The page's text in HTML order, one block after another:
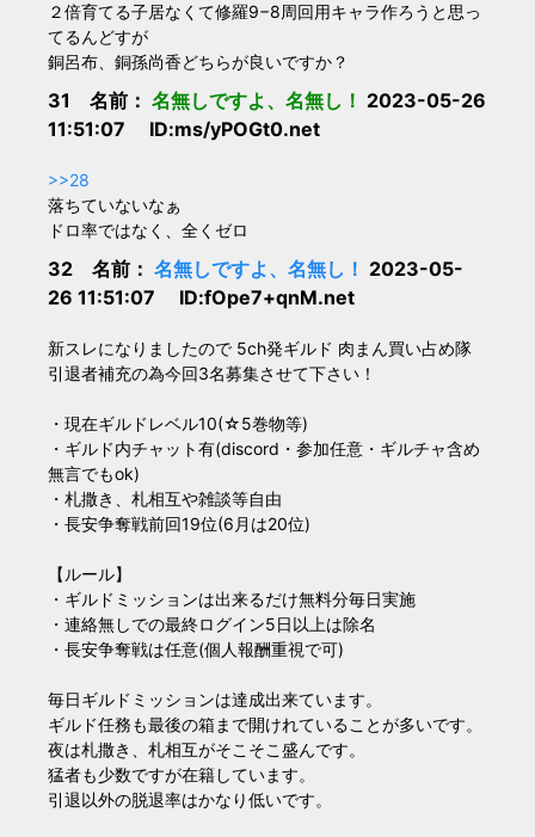
２倍育てる子居なくて修羅9−8周回用キャラ作ろうと思っ
てるんどすが
銅呂布、銅孫尚香どちらが良いですか？
31 名前： 名無しですよ、名無し！ 2023-05-26
11:51:07 ID:ms/yPOGt0.net
>>28
落ちていないなぁ
ドロ率ではなく、全くゼロ
32 名前： 名無しですよ、名無し！ 2023-05-
26 11:51:07 ID:fOpe7+qnM.net
新スレになりましたので 5ch発ギルド 肉まん買い占め隊
引退者補充の為今回3名募集させて下さい！
・現在ギルドレベル10(☆5巻物等)
・ギルド内チャット有(discord・参加任意・ギルチャ含め
無言でもok)
・札撒き、札相互や雑談等自由
・長安争奪戦前回19位(6月は20位)
【ルール】
・ギルドミッションは出来るだけ無料分毎日実施
・連絡無しでの最終ログイン5日以上は除名
・長安争奪戦は任意(個人報酬重視で可)
毎日ギルドミッションは達成出来ています。
ギルド任務も最後の箱まで開けれていることが多いです。
夜は札撒き、札相互がそこそこ盛んです。
猛者も少数ですが在籍しています。
引退以外の脱退率はかなり低いです。